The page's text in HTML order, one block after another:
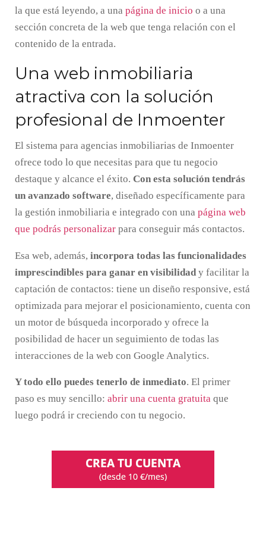
la que está leyendo, a una página de inicio o a una
sección concreta de la web que tenga relación con el
contenido de la entrada.
Una web inmobiliaria
atractiva con la solución
profesional de Inmoenter
El sistema para agencias inmobiliarias de Inmoenter
ofrece todo lo que necesitas para que tu negocio
destaque y alcance el éxito. Con esta solución tendrás
un avanzado software, diseñado específicamente para
la gestión inmobiliaria e integrado con una página web
que podrás personalizar para conseguir más contactos.
Esa web, además, incorpora todas las funcionalidades
imprescindibles para ganar en visibilidady facilitar la
captación de contactos: tiene un diseño responsive, está
optimizada para mejorar el posicionamiento, cuenta con
un motor de búsqueda incorporado y ofrece la
posibilidad de hacer un seguimiento de todas las
interacciones de la web con Google Analytics.
Y todo ello puedes tenerlo de inmediato. El primer
paso es muy sencillo: abrir una cuenta gratuita que
luego podrá ir creciendo con tu negocio.